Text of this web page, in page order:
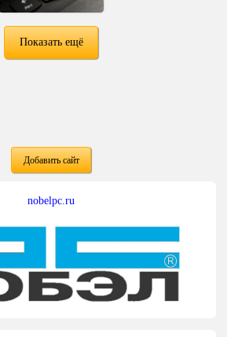
Показать ещё
Добавить сайт
nobelpc.ru